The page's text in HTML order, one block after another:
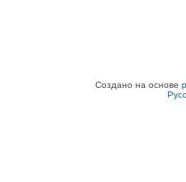
Создано на основе